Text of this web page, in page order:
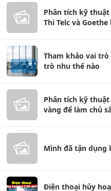
Phân tích kỹ
Thi Telc và
Tham khảo vai
trò nhu thế nào
Phân tích kỹ
vàng để làm chủ
Mình đã tận dụng
Điện thoại hủy